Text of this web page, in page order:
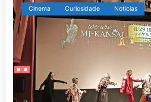
Cinema Curiosidade Notícias